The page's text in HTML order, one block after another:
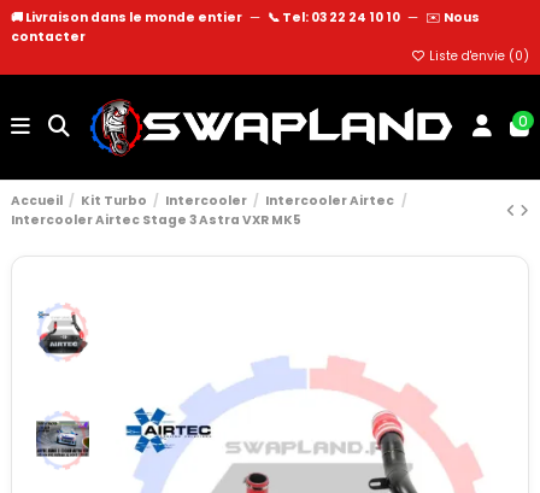
🚚 Livraison dans le monde entier — 📞 Tel: 03 22 24 10 10 — ✉️ Nous
contacter
Liste d'envie (0)
0
Accueil Kit Turbo Intercooler
Intercooler Airtec
Intercooler Airtec Stage 3 Astra VXR MK5